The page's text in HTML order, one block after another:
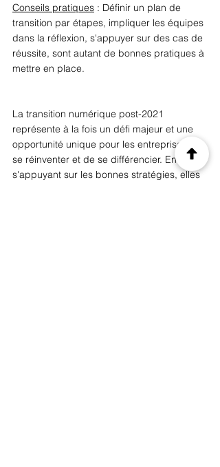
Conseils pratiques : Définir un plan de
transition par étapes, impliquer les équipes
dans la réflexion, s'appuyer sur des cas de
réussite, sont autant de bonnes pratiques à
mettre en place.
La transition numérique post-2021
représente à la fois un défi majeur et une
opportunité unique pour les entreprises de
se réinventer et de se différencier. En
s'appuyant sur les bonnes stratégies, elles